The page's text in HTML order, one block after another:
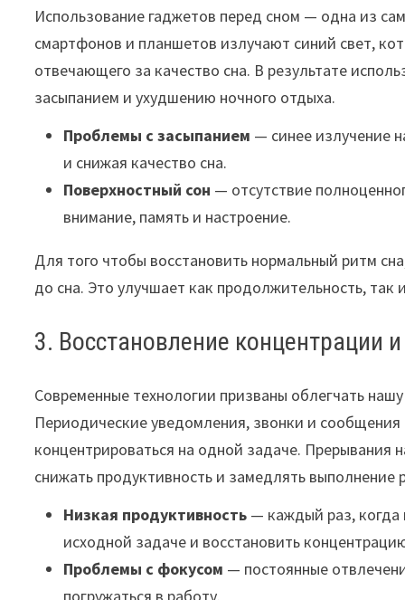
Использование гаджетов перед сном — одна из
смартфонов и планшетов излучают синий свет,
отвечающего за качество сна. В результате
засыпанием и ухудшению ночного отдыха.
Проблемы с засыпанием — синее излучение
и снижая качество сна.
Поверхностный сон — отсутствие
внимание, память и настроение.
Для того чтобы восстановить нормальный ритм
до сна. Это улучшает как продолжительность, так
3. Восстановление концентрации
Современные технологии призваны облегчать
Периодические уведомления, звонки и
концентрироваться на одной задаче.
снижать продуктивность и замедлять выполнение
Низкая продуктивность — каждый раз, когда
исходной задаче и восстановить
Проблемы с фокусом — постоянные